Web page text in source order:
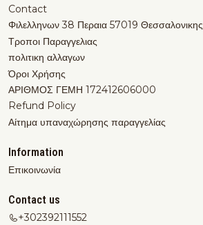
Contact
Φιλελληνων 38 Περαια 57019 Θεσσαλονικης
Τροποι Παραγγελιας
πολιτικη αλλαγων
Όροι Χρήσης
ΑΡΙΘΜΟΣ ΓΕΜΗ 172412606000
Refund Policy
Αίτημα υπαναχώρησης παραγγελίας
Information
Επικοινωνία
Contact us
+302392111552